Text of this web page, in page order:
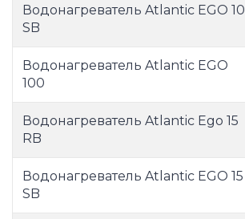
Водонагреватель Atlantic EGO 10
SB
Водонагреватель Atlantic EGO
100
Водонагреватель Atlantic Ego 15
RB
Водонагреватель Atlantic EGO 15
SB